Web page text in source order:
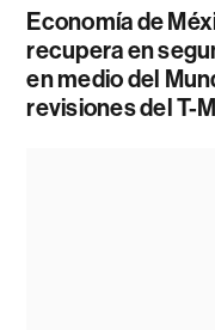
Economía de
recupera en
en medio del
revisiones del T-